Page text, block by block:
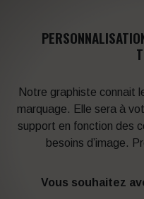
Notre graphiste connait
marquage. Elle sera à
support en fonction des
besoins d’image.
Vous souhaitez